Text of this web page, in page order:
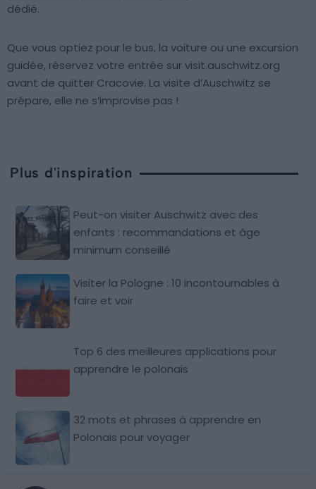
dédié.
Que vous optiez pour le bus, la voiture ou une excursion
guidée, réservez votre entrée sur visit.auschwitz.org
avant de quitter Cracovie. La visite d’Auschwitz se
prépare, elle ne s’improvise pas !
Plus d'inspiration
Peut-on visiter Auschwitz avec des
enfants : recommandations et âge
minimum conseillé
Visiter la Pologne : 10 incontournables à
faire et voir
Top 6 des meilleures applications pour
apprendre le polonais
32 mots et phrases à apprendre en
Polonais pour voyager